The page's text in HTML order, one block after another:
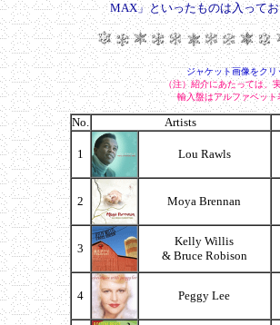
MAX」といったものは入って
ジャケット画像をク
（注）紹介にあたっては、
輸入盤はアルファベッ
No. Artists
1 Lou Rawls
2 Moya Brennan
3
Kelly Willis
& Bruce Robison
4 Peggy Lee